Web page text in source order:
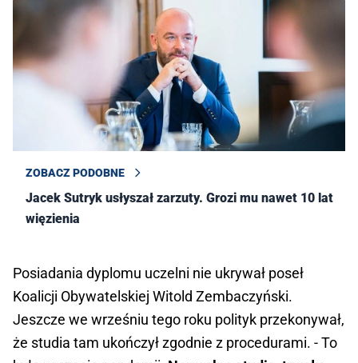
ZOBACZ PODOBNE
Jacek Sutryk usłyszał zarzuty. Grozi mu nawet 10 lat
więzienia
Posiadania dyplomu uczelni nie ukrywał poseł
Koalicji Obywatelskiej Witold Zembaczyński.
Jeszcze we wrześniu tego roku polityk przekonywał,
że studia tam ukończył zgodnie z procedurami. - To